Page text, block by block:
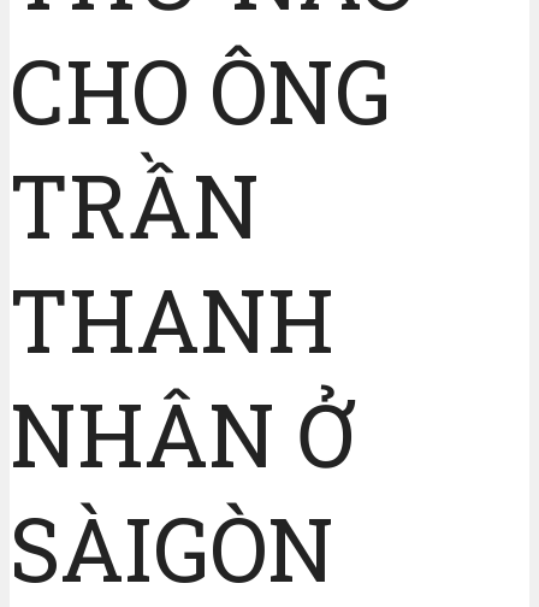
CHO ÔNG
TRẦN
THANH
NHÂN Ở
SÀIGÒN